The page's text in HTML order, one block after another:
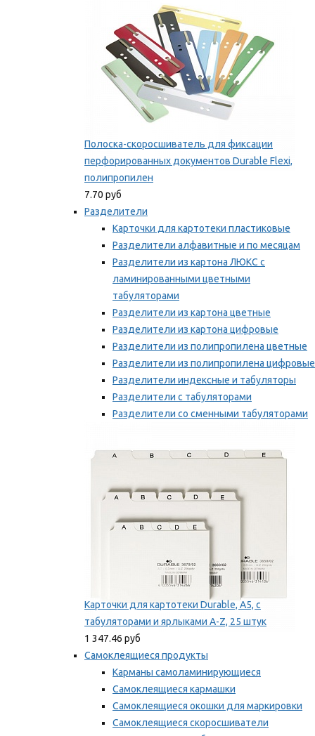
Полоска-скоросшиватель для фиксации
перфорированных документов Durable Flexi,
полипропилен
7.70 руб
Разделители
Карточки для картотеки пластиковые
Разделители алфавитные и по месяцам
Разделители из картона ЛЮКС с
ламинированными цветными
табуляторами
Разделители из картона цветные
Разделители из картона цифровые
Разделители из полипропилена цветные
Разделители из полипропилена цифровые
Разделители индексные и табуляторы
Разделители с табуляторами
Разделители со сменными табуляторами
Карточки для картотеки Durable, A5, с
табуляторами и ярлыками A-Z, 25 штук
1 347.46 руб
Самоклеящиеся продукты
Карманы самоламинирующиеся
Самоклеящиеся кармашки
Самоклеящиеся окошки для маркировки
Самоклеящиеся скоросшиватели